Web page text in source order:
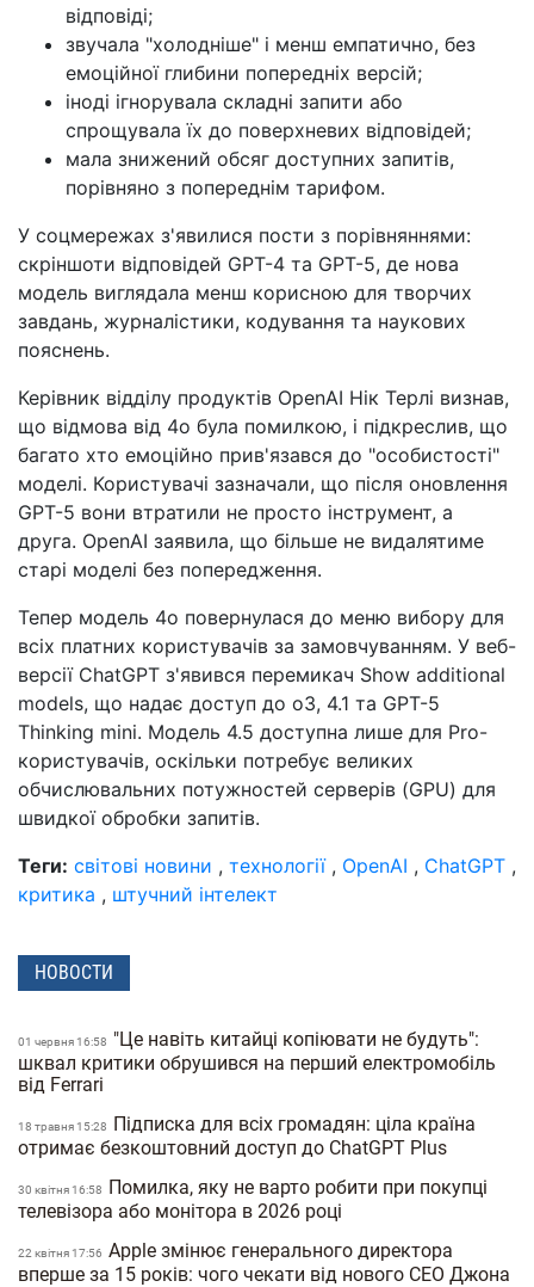
відповіді;
звучала "холодніше" і менш емпатично, без
емоційної глибини попередніх версій;
іноді ігнорувала складні запити або
спрощувала їх до поверхневих відповідей;
мала знижений обсяг доступних запитів,
порівняно з попереднім тарифом.
У соцмережах з'явилися пости з порівняннями:
скріншоти відповідей GPT-4 та GPT-5, де нова
модель виглядала менш корисною для творчих
завдань, журналістики, кодування та наукових
пояснень.
Керівник відділу продуктів OpenAI Нік Терлі визнав,
що відмова від 4o була помилкою, і підкреслив, що
багато хто емоційно прив'язався до "особистості"
моделі. Користувачі зазначали, що після оновлення
GPT-5 вони втратили не просто інструмент, а
друга. OpenAI заявила, що більше не видалятиме
старі моделі без попередження.
Тепер модель 4o повернулася до меню вибору для
всіх платних користувачів за замовчуванням. У веб-
версії ChatGPT з'явився перемикач Show additional
models, що надає доступ до o3, 4.1 та GPT-5
Thinking mini. Модель 4.5 доступна лише для Pro-
користувачів, оскільки потребує великих
обчислювальних потужностей серверів (GPU) для
швидкої обробки запитів.
Теги: світові новини , технології, OpenAI , ChatGPT ,
критика , штучний інтелект
НОВОСТИ
01 червня 16:58
"Це навіть китайці копіювати не будуть":
шквал критики обрушився на перший електромобіль
від Ferrari
18 травня 15:28
Підписка для всіх громадян: ціла країна
отримає безкоштовний доступ до ChatGPT Plus
30 квiтня 16:58
Помилка, яку не варто робити при покупці
телевізора або монітора в 2026 році
22 квiтня 17:56 Apple змінює генерального директора
вперше за 15 років: чого чекати від нового CEO Джона